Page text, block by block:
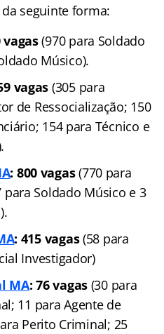
seguinte forma:
vagas(970 para Soldado
Músico).
vagas (305 para
de Ressocialização; 150
154 para Técnico e
: 800 vagas(770 para
Soldado Músico e 3
: 415 vagas(58 para
Investigador)
MA: 76 vagas (30 para
11 para Agente de
Perito Criminal; 25